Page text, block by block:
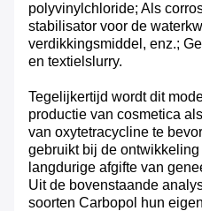
polyvinylchloride; Als
stabilisator voor de
verdikkingsmiddel, enz.;
en textielslurry.
Tegelijkertijd wordt dit
productie van cosmetica
van oxytetracycline te
gebruikt bij de
langdurige afgifte van
Uit de bovenstaande
soorten Carbopol hun